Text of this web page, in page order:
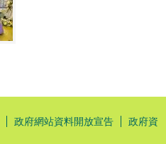
政府網站資料開放宣告
政府資